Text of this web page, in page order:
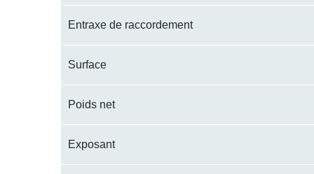
Entraxe de raccordement
Surface
Poids net
Exposant